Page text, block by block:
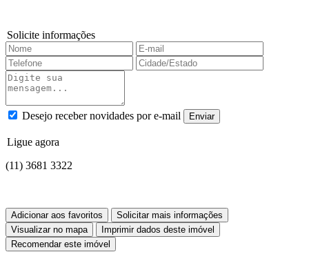
Solicite informações
Desejo receber novidades por e-mail
Ligue agora
(11) 3681 3322
Adicionar aos favoritos
Solicitar mais informações
Visualizar no mapa
Imprimir dados deste imóvel
Recomendar este imóvel